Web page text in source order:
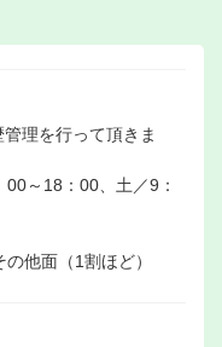
理を行って頂きま
～18：00、土／9：
他面（1割ほど）